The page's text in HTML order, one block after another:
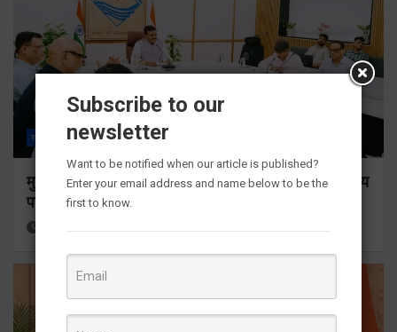
राज्य ALL देहरादून
मुख्य सचिव ने सभी बड़े प्रोजेक्ट्स का निर्माण कार्य नियमित समय
पर पूर्ण किए जाने के निर्देश दिए
Subscribe to our
newsletter
Want to be notified when our article is published?
Enter your email address and name below to be the
first to know.